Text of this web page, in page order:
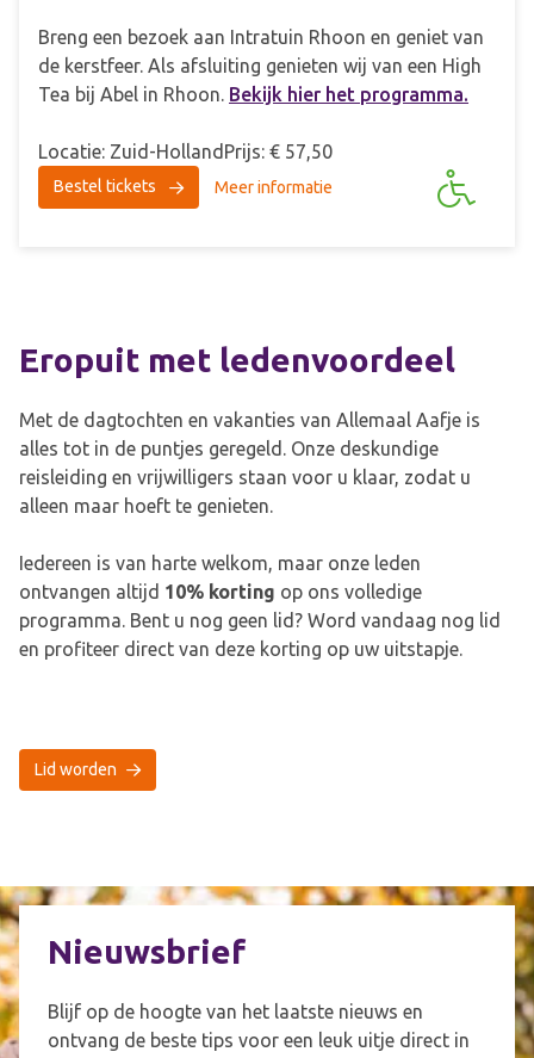
Breng een bezoek aan Intratuin Rhoon en geniet van
de kerstfeer. Als afsluiting genieten wij van een High
Tea bij Abel in Rhoon. Bekijk hier het programma.
Locatie: Zuid-Holland Prijs: € 57,50
Bestel tickets Meer informatie
Eropuit met ledenvoordeel
Met de dagtochten en vakanties van Allemaal Aafje is
alles tot in de puntjes geregeld. Onze deskundige
reisleiding en vrijwilligers staan voor u klaar, zodat u
alleen maar hoeft te genieten.
Iedereen is van harte welkom, maar onze leden
ontvangen altijd 10% korting op ons volledige
programma. Bent u nog geen lid? Word vandaag nog lid
en profiteer direct van deze korting op uw uitstapje.
Lid worden
Nieuwsbrief
Blijf op de hoogte van het laatste nieuws en
ontvang de beste tips voor een leuk uitje direct in